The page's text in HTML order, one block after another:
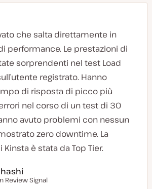
che salta direttamente in
performance. Le prestazioni di
sorprendenti nel test Load
registrato. Hanno
di risposta di picco più
nel corso di un test di 30
avuto problemi con nessun
zero downtime. La
è stata da Top Tier.
Review Signal